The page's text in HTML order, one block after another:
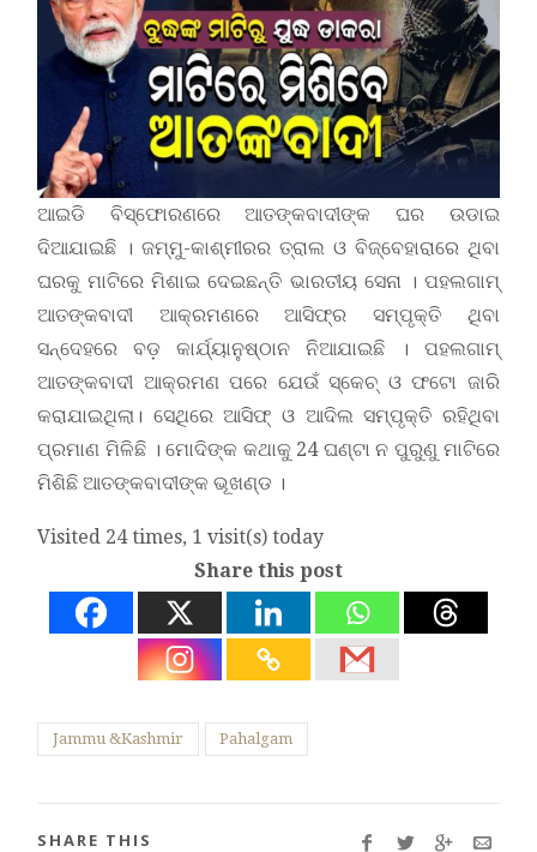
ଆଇଡି ବିସ୍ଫୋରଣରେ ଆତଙ୍କବାଦୀଙ୍କ ଘର ଉଡାଇ
ଦିଆଯାଇଛି । ଜମ୍ମୁ-କାଶ୍ମୀରର ତ୍ରାଲ ଓ ବିଜ୍‌ବେହାରାରେ ଥିବା
ଘରକୁ ମାଟିରେ ମିଶାଇ ଦେଇଛନ୍ତି ଭାରତୀୟ ସେନା । ପହଲଗାମ୍‌
ଆତଙ୍କବାଦୀ ଆକ୍ରମଣରେ ଆସିଫ୍‌ର ସମ୍ପୃକ୍ତି ଥିବା
ସନ୍ଦେହରେ ବଡ଼ କାର୍ଯ୍ୟାନୁଷ୍ଠାନ ନିଆଯାଇଛି । ପହଲଗାମ୍
ଆତଙ୍କବାଦୀ ଆକ୍ରମଣ ପରେ ଯେଉଁ ସ୍କେଚ୍ ଓ ଫଟୋ ଜାରି
କରାଯାଇଥିଲା। ସେଥିରେ ଆସିଫ୍‌ ଓ ଆଦିଲ ସମ୍ପୃକ୍ତି ରହିଥିବା
ପ୍ରମାଣ ମିଳିଛି । ମୋଦିଙ୍କ କଥାକୁ 24 ଘଣ୍ଟା ନ ପୁରୁଣୁ ମାଟିରେ
ମିଶିଛି ଆତଙ୍କବାଦୀଙ୍କ ଭୂଖଣ୍ଡ ।
Visited 24 times, 1 visit(s) today
Share this post
Jammu &Kashmir Pahalgam
SHARE THIS